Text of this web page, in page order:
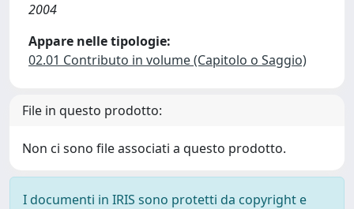
2004
Appare nelle tipologie:
02.01 Contributo in volume (Capitolo o Saggio)
File in questo prodotto:
Non ci sono file associati a questo prodotto.
I documenti in IRIS sono protetti da copyright e